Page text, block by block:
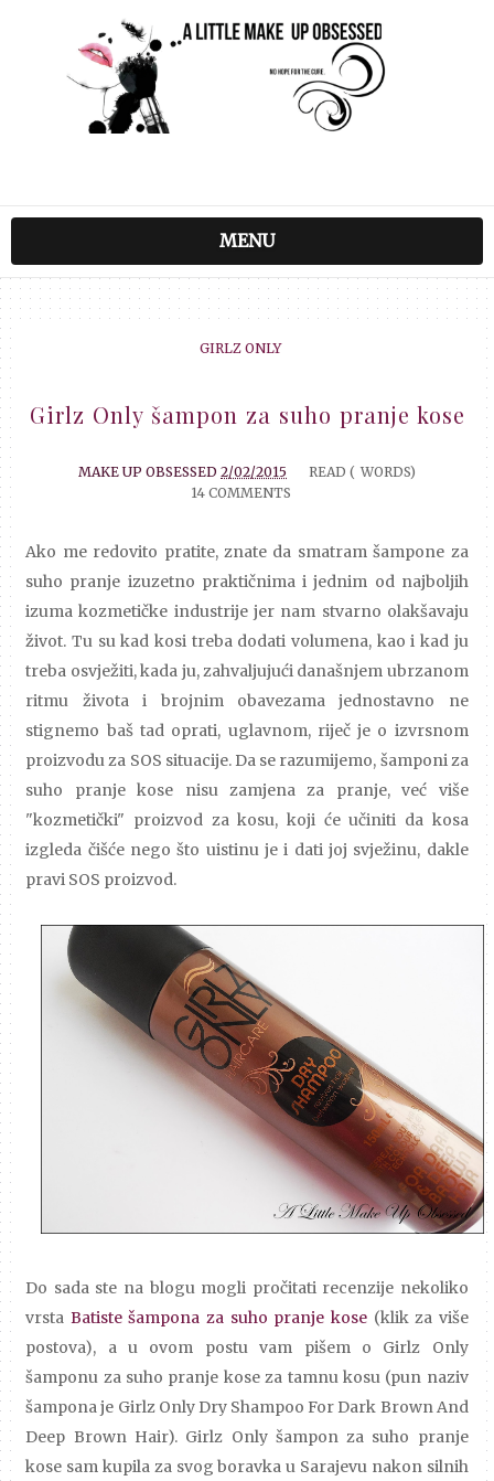
MENU
GIRLZ ONLY
Girlz Only šampon za suho pranje kose
MAKE UP OBSESSED 2/02/2015 READ ( WORDS)
14 COMMENTS
Ako me redovito pratite, znate da smatram šampone za
suho pranje izuzetno praktičnima i jednim od najboljih
izuma kozmetičke industrije jer nam stvarno olakšavaju
život. Tu su kad kosi treba dodati volumena, kao i kad ju
treba osvježiti, kada ju, zahvaljujući današnjem ubrzanom
ritmu života i brojnim obavezama jednostavno ne
stignemo baš tad oprati, uglavnom, riječ je o izvrsnom
proizvodu za SOS situacije. Da se razumijemo, šamponi za
suho pranje kose nisu zamjena za pranje, već više
"kozmetički" proizvod za kosu, koji će učiniti da kosa
izgleda čišće nego što uistinu je i dati joj svježinu, dakle
pravi SOS proizvod.
Do sada ste na blogu mogli pročitati recenzije nekoliko
vrsta Batiste šampona za suho pranje kose(klik za više
postova), a u ovom postu vam pišem o Girlz Only
šamponu za suho pranje kose za tamnu kosu (pun naziv
šampona je Girlz Only Dry Shampoo For Dark Brown And
Deep Brown Hair). Girlz Only šampon za suho pranje
kose sam kupila za svog boravka u Sarajevu nakon silnih